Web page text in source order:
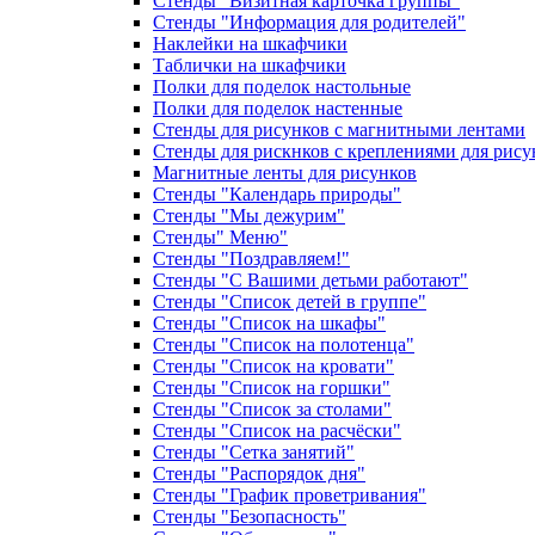
Стенды "Информация для родителей"
Наклейки на шкафчики
Таблички на шкафчики
Полки для поделок настольные
Полки для поделок настенные
Стенды для рисунков с магнитными лентами
Стенды для рискнков с креплениями для
Магнитные ленты для рисунков
Стенды "Календарь природы"
Стенды "Мы дежурим"
Стенды" Меню"
Стенды "Поздравляем!"
Стенды "С Вашими детьми работают"
Стенды "Список детей в группе"
Стенды "Список на шкафы"
Стенды "Список на полотенца"
Стенды "Список на кровати"
Стенды "Список на горшки"
Стенды "Список за столами"
Стенды "Список на расчёски"
Стенды "Сетка занятий"
Стенды "Распорядок дня"
Стенды "График проветривания"
Стенды "Безопасность"